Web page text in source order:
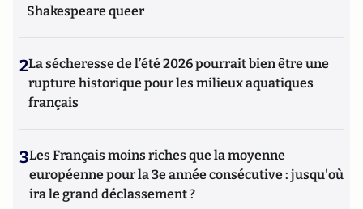
Shakespeare queer
2La sécheresse de l’été 2026 pourrait bien être une
rupture historique pour les milieux aquatiques
français
3Les Français moins riches que la moyenne
européenne pour la 3e année consécutive : jusqu'où
ira le grand déclassement ?